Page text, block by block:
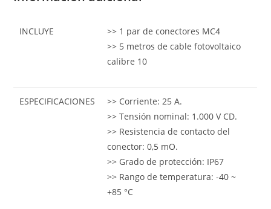
INCLUYE
>> 1 par de conectores MC4
>> 5 metros de cable fotovoltaico
calibre 10
ESPECIFICACIONES
>> Corriente: 25 A.
>> Tensión nominal: 1.000 V CD.
>> Resistencia de contacto del
conector: 0,5 mO.
>> Grado de protección: IP67
>> Rango de temperatura: -40 ~
+85 °C